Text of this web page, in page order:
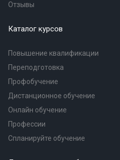
Отзывы
Каталог курсов
Повышение квалификации
Переподготовка
Профобучение
Дистанционное обучение
Онлайн обучение
Профессии
Спланируйте обучение